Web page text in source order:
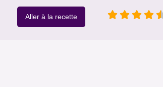
Aller à la recette